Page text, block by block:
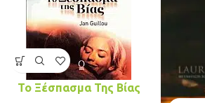
Το Ξέσπασμα Της Βίας